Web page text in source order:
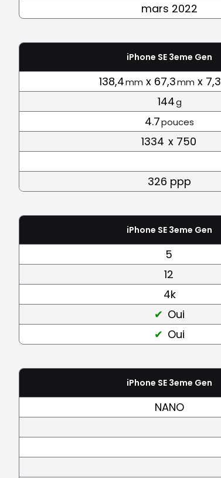
mars 2022
iPhone SE 3eme Gen
138,4mm x 67,3mm x 7,3
144g
4.7pouces
1334 x 750
326 ppp
iPhone SE 3eme Gen
5
12
4k
Oui
Oui
iPhone SE 3eme Gen
NANO